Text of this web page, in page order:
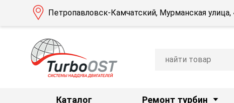
Каталог Ремонт турбин
Петропавловск-Камчатский, Мурманская улица,